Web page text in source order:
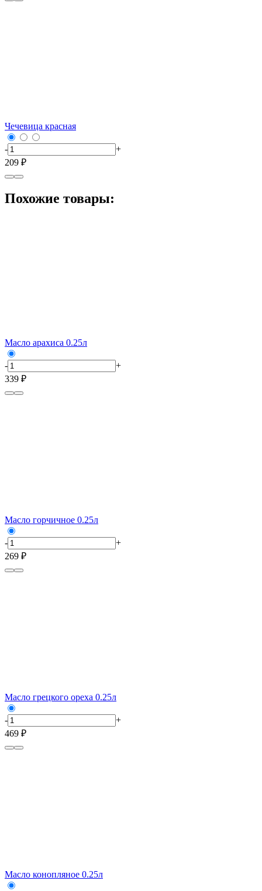
Чечевица красная
-
+
209 ₽
Похожие товары:
Масло арахиса 0.25л
-
+
339 ₽
Масло горчичное 0.25л
-
+
269 ₽
Масло грецкого ореха 0.25л
-
+
469 ₽
Масло конопляное 0.25л